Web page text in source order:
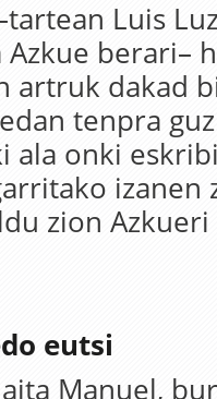
Luis
berari–
artruk dakad
tenpra
ala onki
izanen
zion
eutsi
Manuel,